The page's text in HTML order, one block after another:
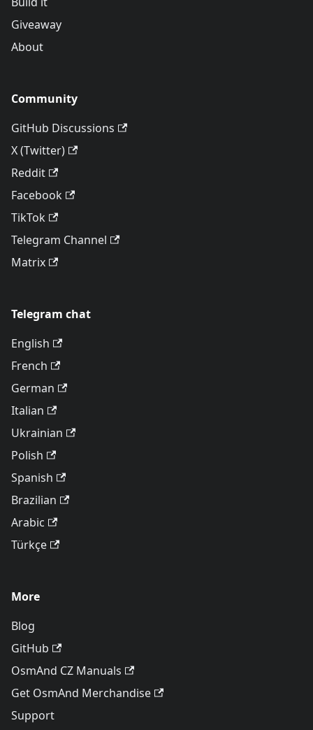
Giveaway
About
Community
GitHub Discussions
X (Twitter)
Reddit
Facebook
TikTok
Telegram Channel
Matrix
Telegram chat
English
French
German
Italian
Ukrainian
Polish
Spanish
Brazilian
Arabic
Türkçe
More
Blog
GitHub
OsmAnd CZ Manuals
Get OsmAnd Merchandise
Support